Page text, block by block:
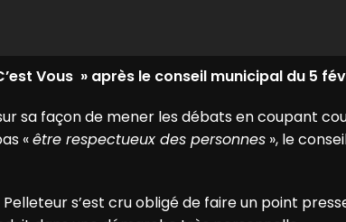
Vous » après le conseil municipal du 5
sa façon de mener les débats en coupant
«être respectueux des personnes », le
s’est cru obligé de faire un point